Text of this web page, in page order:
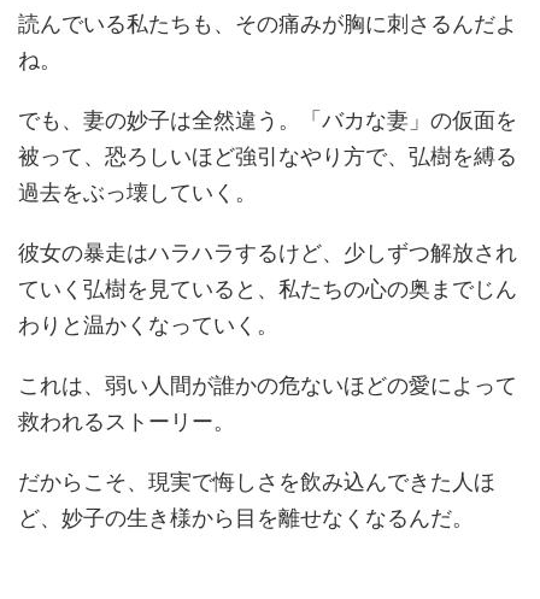
読んでいる私たちも、その痛みが胸に刺さるんだよ
ね。
でも、妻の妙子は全然違う。「バカな妻」の仮面を
被って、恐ろしいほど強引なやり方で、弘樹を縛る
過去をぶっ壊していく。
彼女の暴走はハラハラするけど、少しずつ解放され
ていく弘樹を見ていると、私たちの心の奥までじん
わりと温かくなっていく。
これは、弱い人間が誰かの危ないほどの愛によって
救われるストーリー。
だからこそ、現実で悔しさを飲み込んできた人ほ
ど、妙子の生き様から目を離せなくなるんだ。